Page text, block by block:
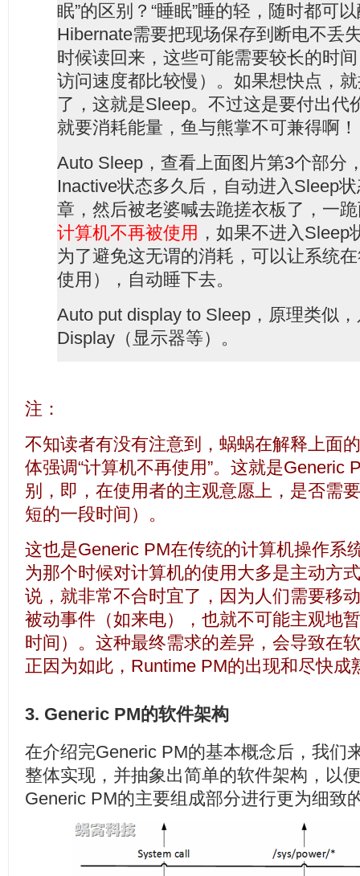
眠”的区别？“睡眠”睡的轻，随时都可
Hibernate需要把现场保存到断电不丢
时候读回来，这些可能需要较长的时
访问速度都比较慢）。如果想快点，
了，这就是Sleep。不过这是要付出代
就要消耗能量，鱼与熊掌不可兼得啊！
Auto Sleep，查看上面图片第3个部分
Inactive状态多久后，自动进入Sleep
章，然后被老婆喊去跪搓衣板了，一
计算机不再被使用 ，如果不进入
为了避免这无谓的消耗，可以让系统
使用），自动睡下去。
Auto put display to Sleep，原理类似
Display（显示器等）。
注：
不知读者有没有注意到，蜗蜗在解释上面
体强调“计算机不再使用”。这就是Generic
别，即，在使用者的主观意愿上，是否需
短的一段时间）。
这也是Generic PM在传统的计算机操作系
为那个时候对计算机的使用大多是主动方
说，就非常不合时宜了，因为人们需要移
被动事件（如来电），也就不可能主观地
时间）。这种最终需求的差异，会导致在
正因为如此，Runtime PM的出现和尽快成
3. Generic PM的软件架构
在介绍完Generic PM的基本概念后，我们
整体实现，并抽象出简单的软件架构，以
Generic PM的主要组成部分进行更为细致